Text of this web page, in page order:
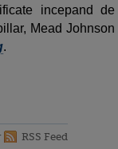
incepand de
Mead Johnson
.
RSS Feed